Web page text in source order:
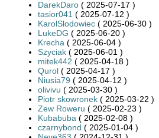
DarekDaro ( 2025-07-17 )
tasior041 ( 2025-07-12 )
KarolSlodowiec ( 2025-06-30 )
LukeDG ( 2025-06-20 )
Krecha ( 2025-06-04 )
Szyciak ( 2025-06-01 )
mitek442 ( 2025-04-18 )
Qurol ( 2025-04-17 )
Niusia79 ( 2025-04-12 )
olivivu ( 2025-03-30 )
Piotr skowronek ( 2025-03-22 )
Zew Roweru ( 2025-02-23 )
Kubabuba ( 2025-02-08 )
czarnybond ( 2025-01-04 )